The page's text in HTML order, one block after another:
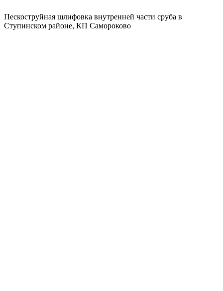
Пескоструйная шлифовка внутренней части сруба в
Ступинском районе, КП Самороково